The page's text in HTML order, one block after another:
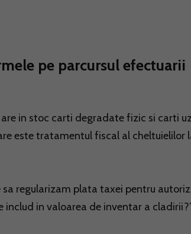
pe parcursul efectuarii
in stoc carti degradate fizic si carti
este tratamentul fiscal al cheltuielilor
regularizam plata taxei pentru
includ in valoarea de inventar a